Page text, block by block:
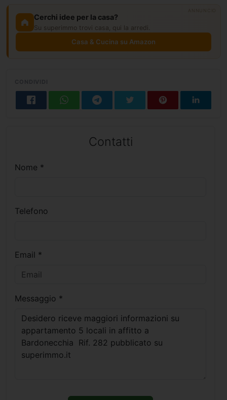
Cerchi idee per la casa?
Su superimmo trovi casa, qui la arredi.
Casa & Cucina su Amazon
Contatti
Nome *
Telefono
Email *
Messaggio *